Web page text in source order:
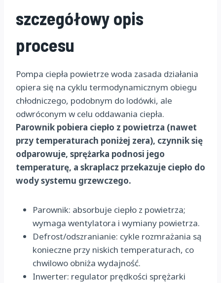
szczegółowy opis
procesu
Pompa ciepła powietrze woda zasada działania
opiera się na cyklu termodynamicznym obiegu
chłodniczego, podobnym do lodówki, ale
odwróconym w celu oddawania ciepła.
Parownik pobiera ciepło z powietrza (nawet
przy temperaturach poniżej zera), czynnik się
odparowuje, sprężarka podnosi jego
temperaturę, a skraplacz przekazuje ciepło do
wody systemu grzewczego.
Parownik: absorbuje ciepło z powietrza;
wymaga wentylatora i wymiany powietrza.
Defrost/odszranianie: cykle rozmrażania są
konieczne przy niskich temperaturach, co
chwilowo obniża wydajność.
Inwerter: regulator prędkości sprężarki